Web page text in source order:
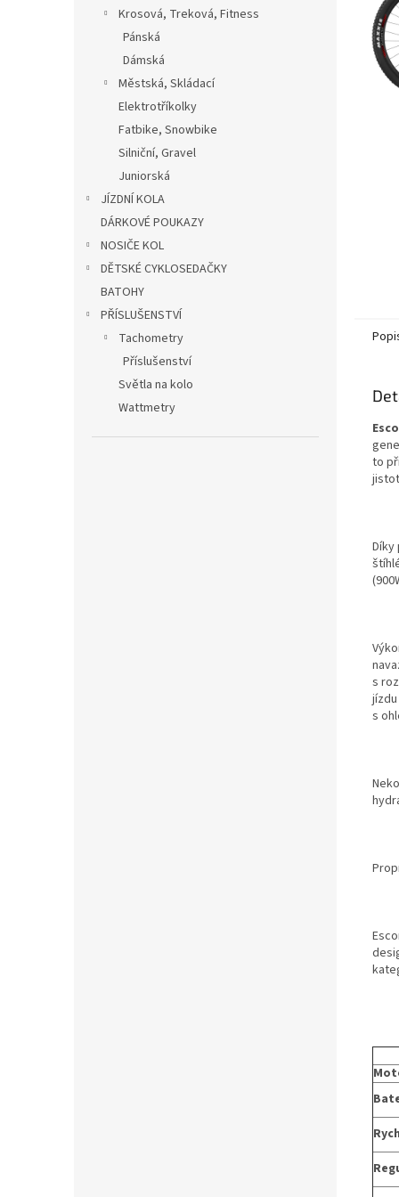
Krosová, Treková, Fitness
Pánská
Dámská
Městská, Skládací
Elektrotříkolky
Fatbike, Snowbike
Silniční, Gravel
Juniorská
JÍZDNÍ KOLA
DÁRKOVÉ POUKAZY
NOSIČE KOL
DĚTSKÉ CYKLOSEDAČKY
BATOHY
PŘÍSLUŠENSTVÍ
Tachometry
Příslušenství
Světla na kolo
Wattmetry
to
s
s